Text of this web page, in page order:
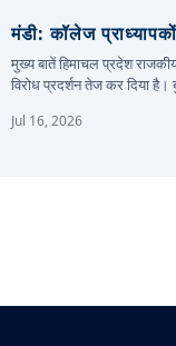
मंडी: कॉलेज
मुख्य बातें हिमाचल प्रदेश
विरोध प्रदर्शन तेज कर दिया
Jul 16, 2026